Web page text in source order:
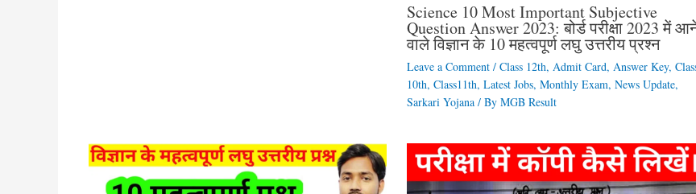
Science 10 Most Important Subjective
Question Answer 2023: बोर्ड परीक्षा 2023 में
वाले विज्ञान के 10 महत्वपूर्ण लघु उत्तरीय प्रश्न
Leave a Comment / Class 12th, Admit Card, Answer Key,
10th, Class11th, Latest Jobs, Monthly Exam, News Update,
Sarkari Yojana/ By MGB Result